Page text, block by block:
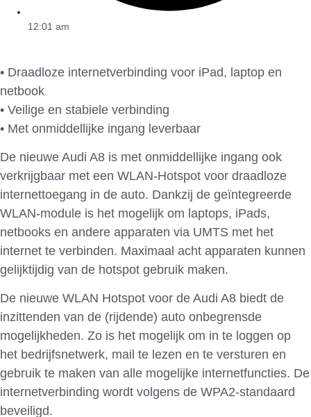
12:01 am
• Draadloze internetverbinding voor iPad, laptop en
netbook
• Veilige en stabiele verbinding
• Met onmiddellijke ingang leverbaar
De nieuwe Audi A8 is met onmiddellijke ingang ook
verkrijgbaar met een WLAN-Hotspot voor draadloze
internettoegang in de auto. Dankzij de geïntegreerde
WLAN-module is het mogelijk om laptops, iPads,
netbooks en andere apparaten via UMTS met het
internet te verbinden. Maximaal acht apparaten kunnen
gelijktijdig van de hotspot gebruik maken.
De nieuwe WLAN Hotspot voor de Audi A8 biedt de
inzittenden van de (rijdende) auto onbegrensde
mogelijkheden. Zo is het mogelijk om in te loggen op
het bedrijfsnetwerk, mail te lezen en te versturen en
gebruik te maken van alle mogelijke internetfuncties. De
internetverbinding wordt volgens de WPA2-standaard
beveiligd.